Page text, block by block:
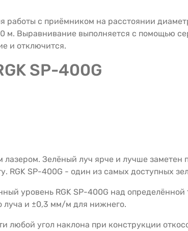
работы с приёмником на расстоянии
м. Выравнивание выполняется с помощью
и отключится.
SP-400G
Зелёный луч ярче и лучше заметен
RGK SP-400G - один из самых доступных
уровень RGK SP-400G над
луча и ±0,3 мм/м для нижнего.
любой угол наклона при конструкции